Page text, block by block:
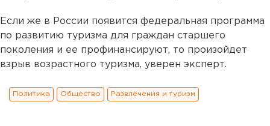
Если же в России появится федеральная программа
по развитию туризма для граждан старшего
поколения и ее профинансируют, то произойдет
взрыв возрастного туризма, уверен эксперт.
Политика Общество Развлечения и туризм